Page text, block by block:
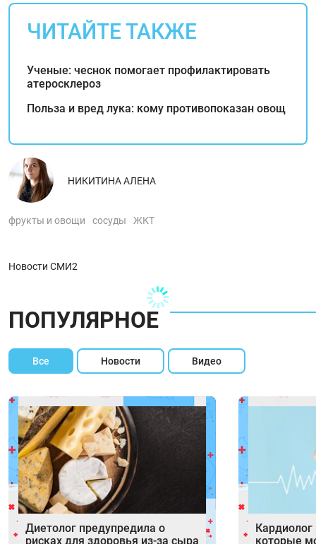
ЧИТАЙТЕ ТАКЖЕ
Ученые: чеснок помогает профилактировать
атеросклероз
Польза и вред лука: кому противопоказан овощ
НИКИТИНА АЛЕНА
фрукты и овощи сосуды ЖКТ
Новости СМИ2
ПОПУЛЯРНОЕ
Все Новости Видео
Диетолог предупредила о
рисках для здоровья из-за сыра
которые